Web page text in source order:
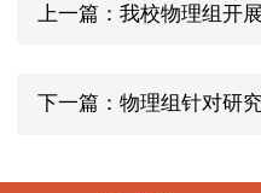
上一篇：我校物理组开
下一篇：物理组针对研